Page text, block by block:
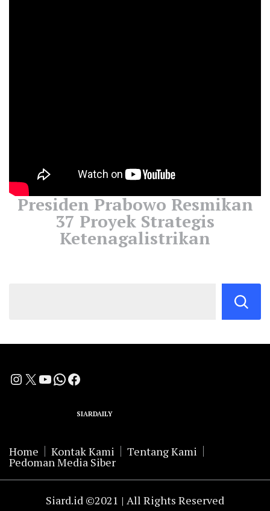
Presiden Prabowo Resmikan
37 Proyek Strategis
Ketenagalistrikan
Instagram
X YouTube
WhatsApp
Facebook
SIARDAILY
Home Kontak Kami Tentang Kami
Pedoman Media Siber
Siard.id ©2021 | All Rights Reserved